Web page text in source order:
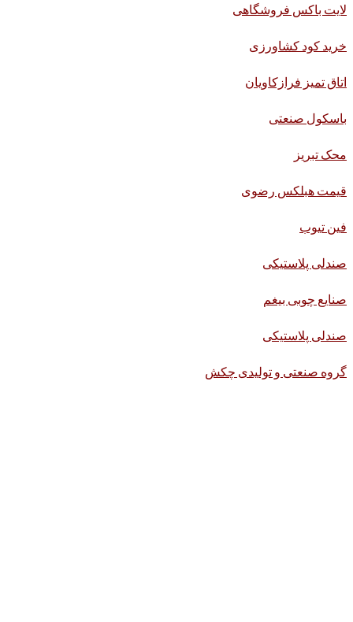
لایت باکس فروشگاهی
خرید کود کشاورزی
اتاق تمیز فرازکاویان
باسکول صنعتی
محک تبریز
قیمت هبلکس رضوی
فین تیوب
صندلی پلاستیکی
صنایع چوبی بیغم
صندلی پلاستیکی
گروه صنعتی و تولیدی چکش